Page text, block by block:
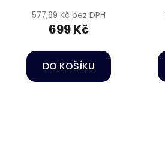
577,69 Kč bez DPH
699 Kč
DO KOŠÍKU